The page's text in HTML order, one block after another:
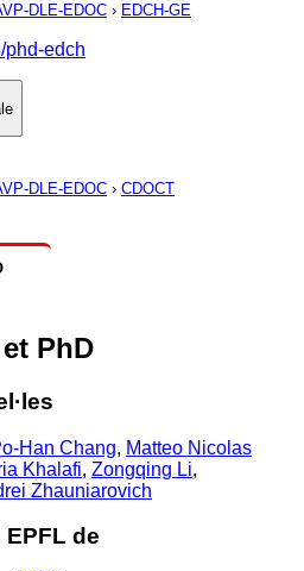
DLE-EDOC › EDCH-GE
phd-edch
DLE-EDOC › CDOCT
PhD
Han Chang, Matteo Nicolas
Khalafi, Zongqing Li,
Zhauniarovich
de